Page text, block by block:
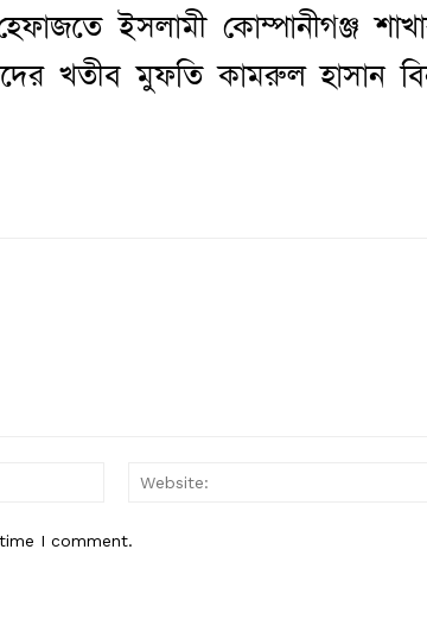
ইসলামী কোম্পানীগঞ্জ
খতীব মুফতি কামরুল হাসান
Email:*
I comment.